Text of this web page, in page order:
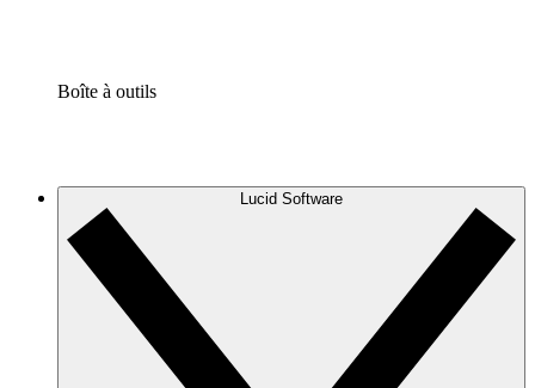
Boîte à outils
Lucid Software